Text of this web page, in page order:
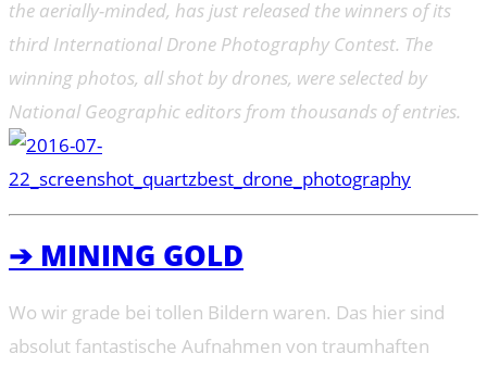
the aerially-minded, has just released the winners of its
third International Drone Photography Contest. The
winning photos, all shot by drones, were selected by
National Geographic editors from thousands of entries.
➔ MINING GOLD
Wo wir grade bei tollen Bildern waren. Das hier sind
absolut fantastische Aufnahmen von traumhaften